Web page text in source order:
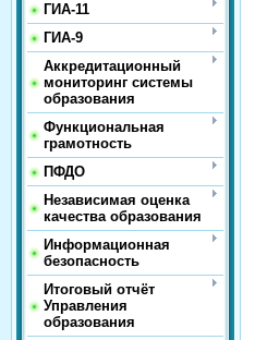
ГИА-11
ГИА-9
Аккредитационный
мониторинг системы
образования
Функциональная
грамотность
ПФДО
Независимая оценка
качества образования
Информационная
безопасность
Итоговый отчёт
Управления
образования